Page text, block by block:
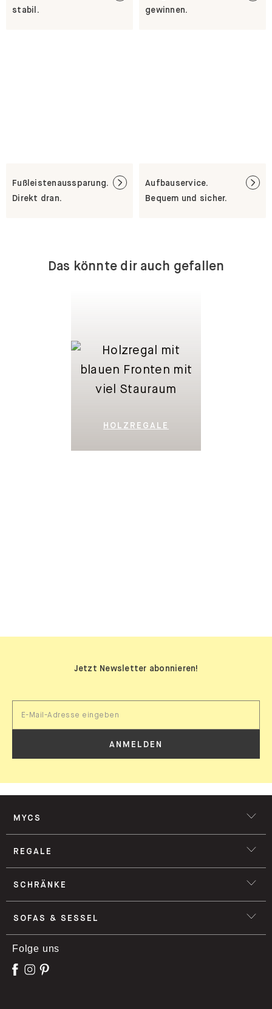
stabil.
gewinnen.
Fußleistenaussparung.
Direkt dran.
Aufbauservice.
Bequem und sicher.
Das könnte dir auch gefallen
HOLZREGALE
Jetzt Newsletter abonnieren!
ANMELDEN
MYCS
REGALE
SCHRÄNKE
SOFAS & SESSEL
Folge uns